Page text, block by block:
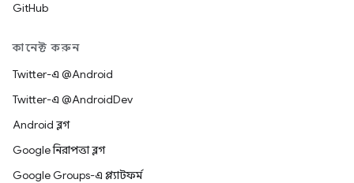
GitHub
কানেক্ট করুন
Twitter-এ @Android
Twitter-এ @AndroidDev
Android ব্লগ
Google নিরাপত্তা ব্লগ
Google Groups-এ প্ল্যাটফর্ম